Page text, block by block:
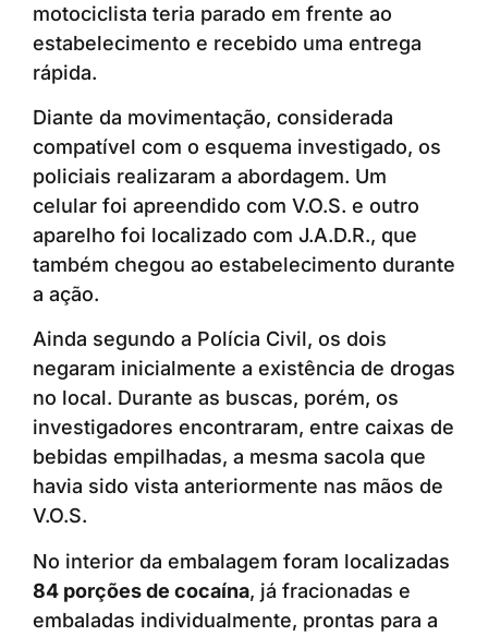
motociclista teria parado em frente ao
estabelecimento e recebido uma entrega
rápida.
Diante da movimentação, considerada
compatível com o esquema investigado, os
policiais realizaram a abordagem. Um
celular foi apreendido com V.O.S. e outro
aparelho foi localizado com J.A.D.R., que
também chegou ao estabelecimento durante
a ação.
Ainda segundo a Polícia Civil, os dois
negaram inicialmente a existência de drogas
no local. Durante as buscas, porém, os
investigadores encontraram, entre caixas de
bebidas empilhadas, a mesma sacola que
havia sido vista anteriormente nas mãos de
V.O.S.
No interior da embalagem foram localizadas
84 porções de cocaína, já fracionadas e
embaladas individualmente, prontas para a